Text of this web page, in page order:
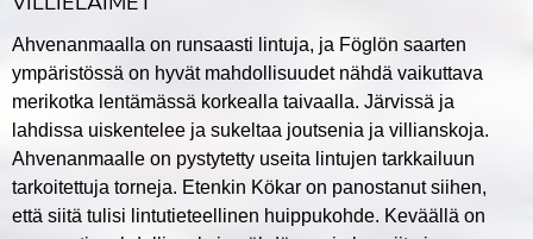
Ahvenanmaalla on runsaasti lintuja, ja Föglön saarten
ympäristössä on hyvät mahdollisuudet nähdä vaikuttava
merikotka lentämässä korkealla taivaalla. Järvissä ja
lahdissa uiskentelee ja sukeltaa joutsenia ja villianskoja.
Ahvenanmaalle on pystytetty useita lintujen tarkkailuun
tarkoitettuja torneja. Etenkin Kökar on panostanut siihen,
että siitä tulisi lintutieteellinen huippukohde. Keväällä on